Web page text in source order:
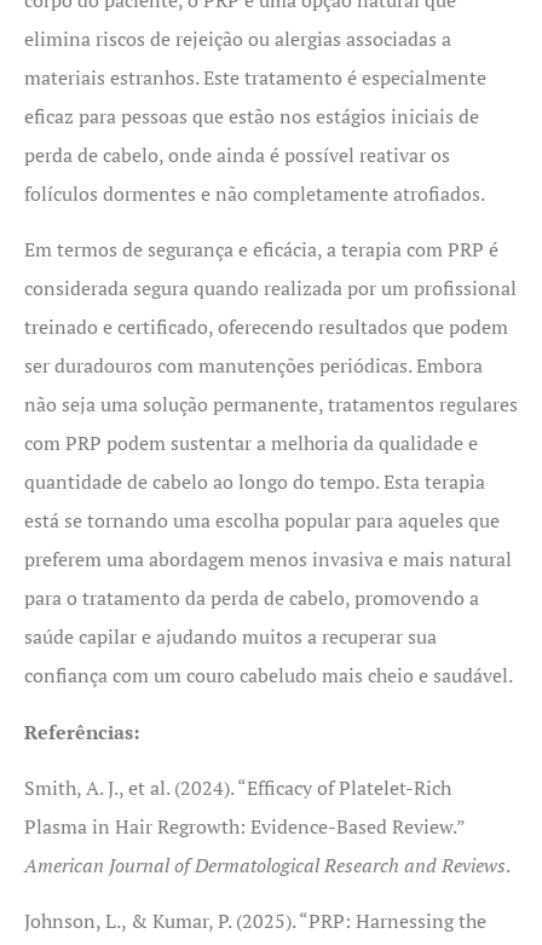
elimina riscos de rejeição ou alergias associadas a
materiais estranhos. Este tratamento é especialmente
eficaz para pessoas que estão nos estágios iniciais de
perda de cabelo, onde ainda é possível reativar os
folículos dormentes e não completamente atrofiados.
Em termos de segurança e eficácia, a terapia com PRP é
considerada segura quando realizada por um profissional
treinado e certificado, oferecendo resultados que podem
ser duradouros com manutenções periódicas. Embora
não seja uma solução permanente, tratamentos regulares
com PRP podem sustentar a melhoria da qualidade e
quantidade de cabelo ao longo do tempo. Esta terapia
está se tornando uma escolha popular para aqueles que
preferem uma abordagem menos invasiva e mais natural
para o tratamento da perda de cabelo, promovendo a
saúde capilar e ajudando muitos a recuperar sua
confiança com um couro cabeludo mais cheio e saudável.
Referências:
Smith, A. J., et al. (2024). “Efficacy of Platelet-Rich
Plasma in Hair Regrowth: Evidence-Based Review.”
American Journal of Dermatological Research and Reviews.
Johnson, L., & Kumar, P. (2025). “PRP: Harnessing the